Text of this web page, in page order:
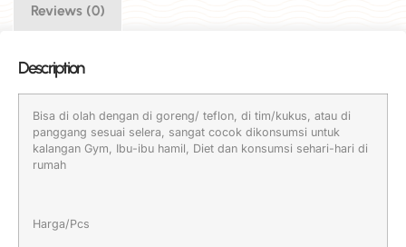
Reviews (0)
Description
Bisa di olah dengan di goreng/ teflon, di tim/kukus, atau di
panggang sesuai selera, sangat cocok dikonsumsi untuk
kalangan Gym, Ibu-ibu hamil, Diet dan konsumsi sehari-hari di
rumah
Harga/Pcs